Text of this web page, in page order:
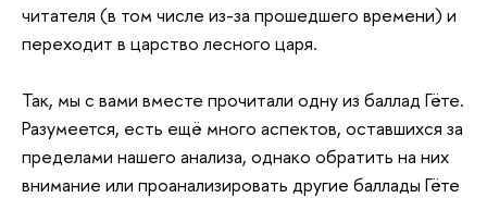
читателя (в том числе из-за прошедшего времени) и
переходит в царство лесного царя.
Так, мы с вами вместе прочитали одну из баллад Гёте.
Разумеется, есть ещё много аспектов, оставшихся за
пределами нашего анализа, однако обратить на них
внимание или проанализировать другие баллады Гёте